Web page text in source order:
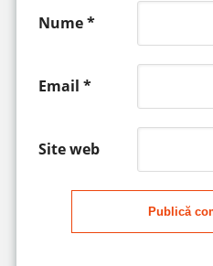
Nume*
Email *
Site web
Publică